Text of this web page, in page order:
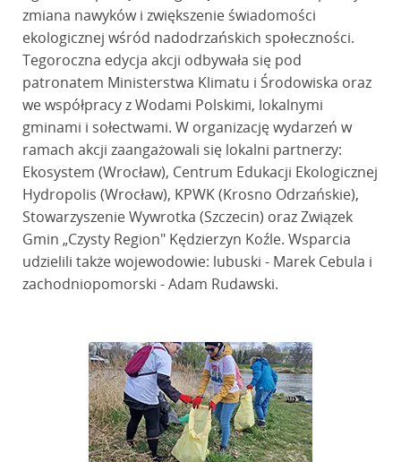
zmiana nawyków i zwiększenie świadomości
ekologicznej wśród nadodrzańskich społeczności.
Tegoroczna edycja akcji odbywała się pod
patronatem Ministerstwa Klimatu i Środowiska oraz
we współpracy z Wodami Polskimi, lokalnymi
gminami i sołectwami. W organizację wydarzeń w
ramach akcji zaangażowali się lokalni partnerzy:
Ekosystem (Wrocław), Centrum Edukacji Ekologicznej
Hydropolis (Wrocław), KPWK (Krosno Odrzańskie),
Stowarzyszenie Wywrotka (Szczecin) oraz Związek
Gmin „Czysty Region" Kędzierzyn Koźle. Wsparcia
udzielili także wojewodowie: lubuski - Marek Cebula i
zachodniopomorski - Adam Rudawski.